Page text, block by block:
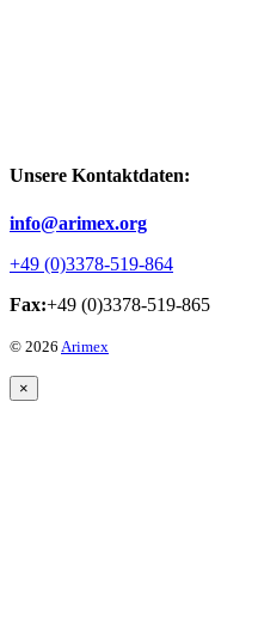
Unsere Kontaktdaten:
info@arimex.org
+49 (0)3378-519-864
Fax:+49 (0)3378-519-865
© 2026 Arimex
×